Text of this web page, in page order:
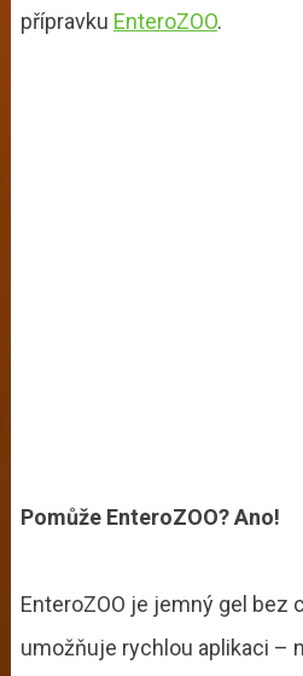
přípravku EnteroZOO.
Pomůže EnteroZOO? Ano!
EnteroZOO je jemný gel bez
umožňuje rychlou aplikaci –